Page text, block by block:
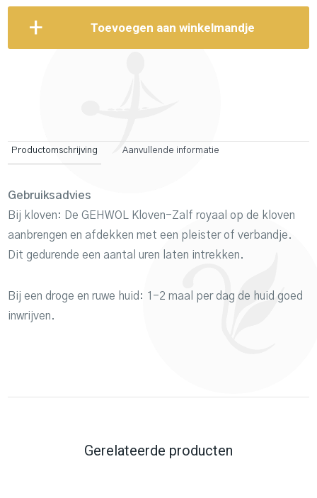
Toevoegen aan winkelmandje
Productomschrijving Aanvullende informatie
Gebruiksadvies
Bij kloven: De GEHWOL Kloven-Zalf royaal op de kloven
aanbrengen en afdekken met een pleister of verbandje.
Dit gedurende een aantal uren laten intrekken.
Bij een droge en ruwe huid: 1-2 maal per dag de huid goed
inwrijven.
Gerelateerde producten